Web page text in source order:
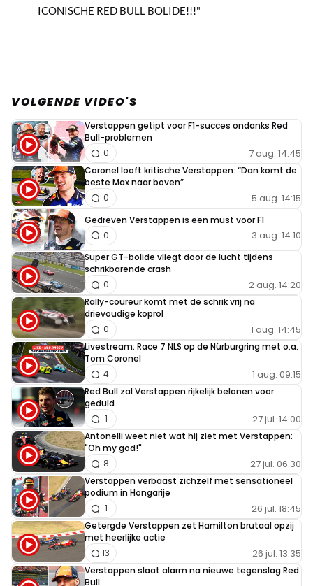
ICONISCHE RED BULL BOLIDE!!!"
VOLGENDE VIDEO'S
Verstappen getipt voor F1-succes ondanks Red
Bull-problemen
7 aug. 14:45
0
Coronel looft kritische Verstappen: “Dan komt de
beste Max naar boven”
5 aug. 14:15
0
Gedreven Verstappen is een must voor F1
3 aug. 14:10
0
Super GT-bolide vliegt door de lucht tijdens
schrikbarende crash
2 aug. 14:20
0
Rally-coureur komt met de schrik vrij na
drievoudige koprol
1 aug. 14:45
0
Livestream: Race 7 NLS op de Nürburgring met o.a.
Tom Coronel
1 aug. 09:15
4
Red Bull zal Verstappen rijkelijk belonen voor
geduld
27 jul. 14:00
1
Antonelli weet niet wat hij ziet met Verstappen:
"Oh my god!"
27 jul. 06:30
8
Verstappen verbaast zichzelf met sensationeel
podium in Hongarije
26 jul. 18:45
1
Getergde Verstappen zet Hamilton brutaal opzij
met heerlijke actie
26 jul. 13:35
13
Verstappen slaat alarm na nieuwe tegenslag Red
Bull